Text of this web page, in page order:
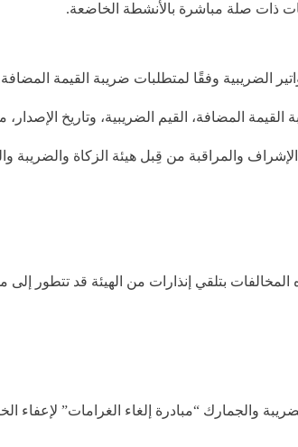
ذات صلة مباشرة بالأنشطة الخاضعة.
الضريبية وفقًا لمتطلبات ضريبة القيمة
المضافة، القيم الضريبية، وتاريخ الإصدار،
الإشراف والمراقبة من قِبل هيئة الزكاة
بتلقي إنذارات من الهيئة قد تتطور
المنشآت خلال جائحة كوفيد 19، أطلقت هيئة الزكاة والضريبة والجمارك